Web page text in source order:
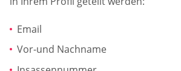
Email
Vor-und Nachname